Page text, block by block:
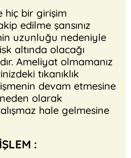
hiç bir girişim
edilme şansınız
uzunluğu nedeniyle
altında olacağı
Ameliyat olmamanız
tıkanıklık
devam etmesine
olarak
hale gelmesine
İŞLEM :